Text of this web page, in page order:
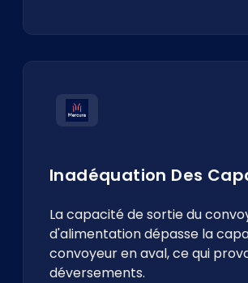
Inadéquation Des
La capacité de sortie du
d'alimentation dépasse la
convoyeur en aval, ce qui
déversements.